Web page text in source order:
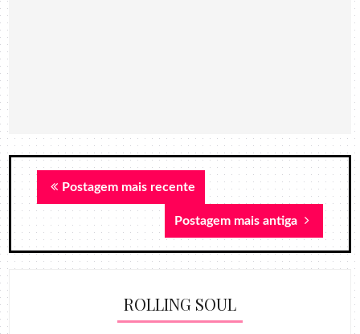
Postagem mais recente
Postagem mais antiga
ROLLING SOUL